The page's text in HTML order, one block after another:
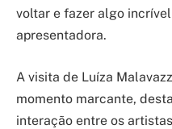
voltar e fazer algo
apresentadora.
A visita de Luíza
momento marcante,
interação entre os